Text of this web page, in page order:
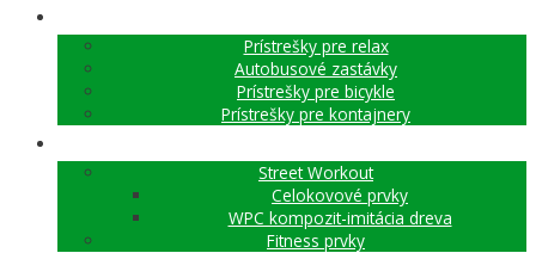
Prístrešky pre relax
Autobusové zastávky
Prístrešky pre bicykle
Prístrešky pre kontajnery
Street Workout
Celokovové prvky
WPC kompozit-imitácia dreva
Fitness prvky